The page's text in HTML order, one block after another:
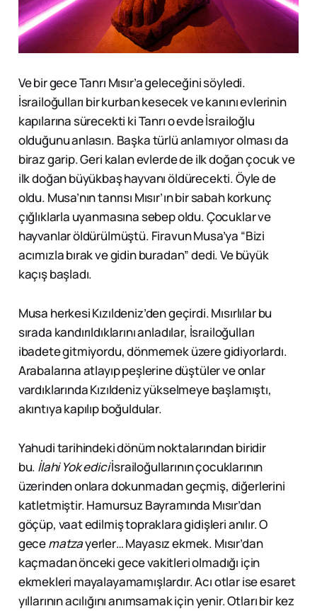
Ve bir gece Tanrı Mısır’a geleceğini söyledi.
İsrailoğulları bir kurban kesecek ve kanını evlerinin
kapılarına sürecekti ki Tanrı o evde İsrailoğlu
olduğunu anlasın. Başka türlü anlamıyor olması da
biraz garip. Geri kalan evlerde de ilk doğan çocuk ve
ilk doğan büyükbaş hayvanı öldürecekti. Öyle de
oldu. Musa’nın tanrısı Mısır’ın bir sabah korkunç
çığlıklarla uyanmasına sebep oldu. Çocuklar ve
hayvanlar öldürülmüştü. Firavun Musa’ya “Bizi
acımızla bırak ve gidin buradan” dedi. Ve büyük
kaçış başladı.
Musa herkesi Kızıldeniz’den geçirdi. Mısırlılar bu
sırada kandırıldıklarını anladılar, İsrailoğulları
ibadete gitmiyordu, dönmemek üzere gidiyorlardı.
Arabalarına atlayıp peşlerine düştüler ve onlar
vardıklarında Kızıldeniz yükselmeye başlamıştı,
akıntıya kapılıp boğuldular.
Yahudi tarihindeki dönüm noktalarından biridir
bu. İlahi Yok ediciİsrailoğullarının çocuklarının
üzerinden onlara dokunmadan geçmiş, diğerlerini
katletmiştir. Hamursuz Bayramında Mısır’dan
göçüp, vaat edilmiş topraklara gidişleri anılır. O
gecematzayerler… Mayasız ekmek. Mısır’dan
kaçmadan önceki gece vakitleri olmadığı için
ekmekleri mayalayamamışlardır. Acı otlar ise esaret
yıllarının acılığını anımsamak için yenir. Otları bir kez